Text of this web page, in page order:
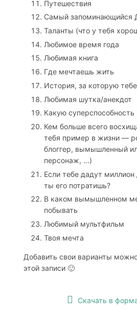
Путешествия
Самый запоминающийся
Таланты (что у тебя
Любимое время года
Любимая книга
Где мечтаешь жить
История, за которую
Любимая шутка/анекдот
Какую
Кем больше всего
тебя пример в жизни —
блоггер, вымышленный
персонаж, …)
Если тебе дадут
ты его потратишь?
В каком вымышленном
побывать
Любимый мультфильм
Твоя мечта
Добавить свои варианты
этой записи 🙂
Скачать в